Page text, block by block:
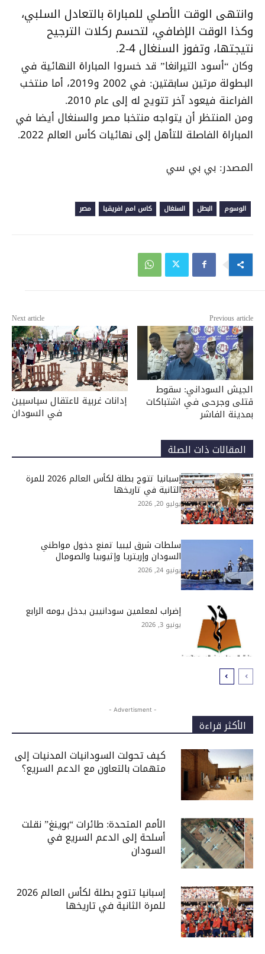
وانتهى الوقت الأصلي للمباراة بالتعادل السلبي،
وكذا الوقت الإضافي، لتحسم ركلات الترجيح
نتيجتها، وتفوز السنغال 4-2.
وكان “أسود التيرانغا” قد خسروا المباراة النهائية في
البطولة مرتين سابقتين: في 2002 و2019، أما منتخب
الفراعنة فيعود آخر تتويج له إلى عام 2010.
ومن المنتظر أن يتواجه منتخبا مصر والسنغال أيضا في
المباراة الفاصلة للتأهل إلى نهائيات كأس العالم 2022.
المصدر: بي بي سي
الوسوم البطل السنغال كاس امم افريقيا مصر
Previous article
الجيش السوداني: سقوط
قتلى وجرحى في اشتباكات
بمدينة الفاشر
Next article
إدانات غربية لاعتقال سياسيين
في السودان
المقالات ذات الصلة
إسبانيا تتوج بطلة لكأس العالم 2026 للمرة
الثانية في تاريخها
يوليو 20, 2026
سلطات شرق ليبيا تمنع دخول مواطني
السودان وإريتريا وإثيوبيا والصومال
يونيو 24, 2026
إضراب لمعلمين سودانيين يدخل يومه الرابع
يونيو 3, 2026
- Advertisment -
الأكثر قراءة
كيف تحولت السودانيات المدنيات إلى
متهمات بالتعاون مع الدعم السريع؟
الأمم المتحدة: طائرات “بوينغ” نقلت
أسلحة إلى الدعم السريع في
السودان
إسبانيا تتوج بطلة لكأس العالم 2026
للمرة الثانية في تاريخها